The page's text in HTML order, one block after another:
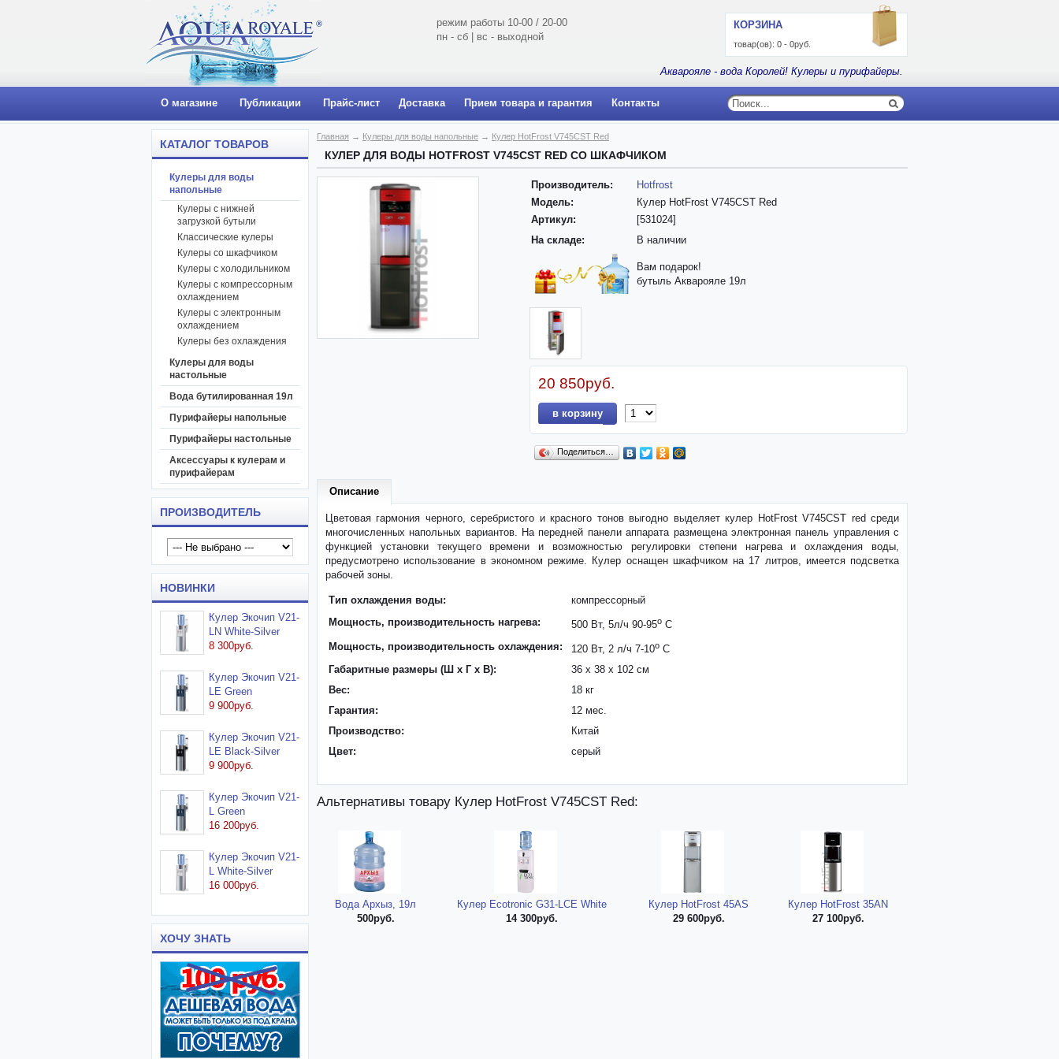
режим работы 10-00 / 20-00
пн - сб | вс - выходной
КОРЗИНА
товар(ов): 0 - 0руб.
Акварояле - вода Королей! Кулеры и пурифайеры.
О магазине Публикации Прайс-лист Доставка Прием товара и гарантия Контакты
КАТАЛОГ ТОВАРОВ
Кулеры для воды
напольные
Кулеры с нижней
загрузкой бутыли
Классические кулеры
Кулеры со шкафчиком
Кулеры с холодильником
Кулеры с компрессорным
охлаждением
Кулеры с электронным
охлаждением
Кулеры без охлаждения
Кулеры для воды
настольные
Вода бутилированная 19л
Пурифайеры напольные
Пурифайеры настольные
Аксессуары к кулерам и
пурифайерам
ПРОИЗВОДИТЕЛЬ
НОВИНКИ
Кулер Экочип V21-
LN White-Silver
8 300руб.
Кулер Экочип V21-
LE Green
9 900руб.
Кулер Экочип V21-
LE Black-Silver
9 900руб.
Кулер Экочип V21-
L Green
16 200руб.
Кулер Экочип V21-
L White-Silver
16 000руб.
ХОЧУ ЗНАТЬ
Главная → Кулеры для воды напольные → Кулер HotFrost V745CST Red
КУЛЕР ДЛЯ ВОДЫ HOTFROST V745CST RED СО ШКАФЧИКОМ
Производитель:
Hotfrost
Модель:
Кулер HotFrost V745CST Red
Артикул:
[531024]
На складе:
В наличии
Вам подарок!
бутыль Акварояле 19л
20 850руб.
в корзину
Поделиться…
Описание
Цветовая гармония черного, серебристого и красного тонов выгодно выделяет кулер HotFrost V745CST red среди
многочисленных напольных вариантов. На передней панели аппарата размещена электронная панель управления с
функцией установки текущего времени и возможностью регулировки степени нагрева и охлаждения воды,
предусмотрено использование в экономном режиме. Кулер оснащен шкафчиком на 17 литров, имеется подсветка
рабочей зоны.
Тип охлаждения воды:
компрессорный
Мощность, производительность нагрева:
500 Вт, 5л/ч 90-95o С
Мощность, производительность охлаждения:
120 Вт, 2 л/ч 7-10o C
Габаритные размеры (Ш x Г x В):
36 x 38 x 102 см
Вес:
18 кг
Гарантия:
12 мес.
Производство:
Китай
Цвет:
серый
Альтернативы товару Кулер HotFrost V745CST Red:
Вода Архыз, 19л
500руб.
Кулер Ecotronic G31-LCE White
14 300руб.
Кулер HotFrost 45AS
29 600руб.
Кулер HotFrost 35AN
27 100руб.